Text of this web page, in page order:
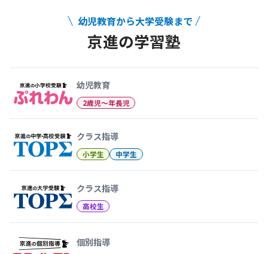
幼児教育から大学受験まで
京進の学習塾
幼児教育
2歳児〜年長児
クラス指導
小学生 中学生
クラス指導
高校生
個別指導